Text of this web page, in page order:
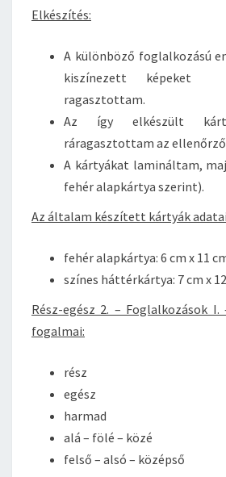
Elkészítés:
A különböző foglalkozású
kiszínezett képeket
ragasztottam.
Az így elkészült
ráragasztottam az
A kártyákat lamináltam,
fehér alapkártya szerint).
Az általam készített kártyák
fehér alapkártya: 6 cm x 11
színes háttérkártya: 7 cm x
Rész-egész 2. – Foglalkozások
fogalmai:
rész
egész
harmad
alá – fölé – közé
felső – alsó – középső